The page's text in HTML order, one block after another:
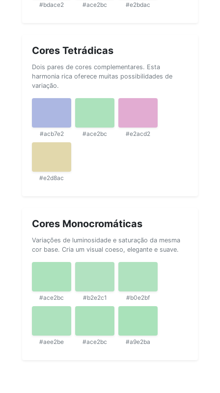
#bdace2 #ace2bc #e2bdac
Cores Tetrádicas
Dois pares de cores complementares. Esta
harmonia rica oferece muitas possibilidades de
variação.
#acb7e2 #ace2bc #e2acd2
#e2d8ac
Cores Monocromáticas
Variações de luminosidade e saturação da mesma
cor base. Cria um visual coeso, elegante e suave.
#ace2bc #b2e2c1 #b0e2bf
#aee2be #ace2bc #a9e2ba